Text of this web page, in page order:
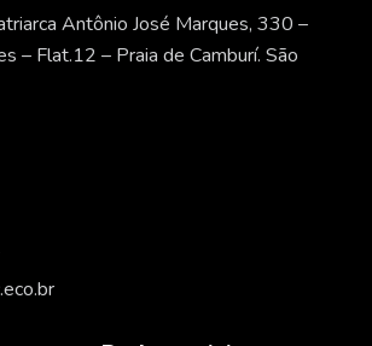
Antônio José Marques, 330 –
– Flat.12 – Praia de Camburí. São